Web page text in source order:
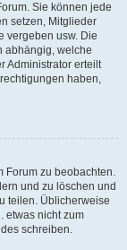
Sie können jede
setzen, Mitglieder
vergeben usw. Die
abhängig, welche
Administrator erteilt
haben,
Forum zu beobachten.
und zu löschen und
teilen. Üblicherweise
etwas nicht zum
schreiben.